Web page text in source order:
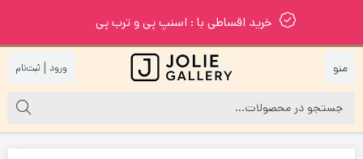
خرید اقساطی با : اسنپ پی و ترب پی
|